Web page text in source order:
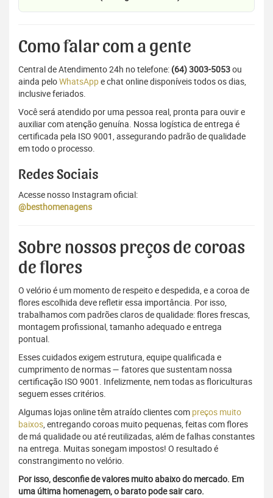
Como falar com a gente
Central de Atendimento 24h no telefone: (64) 3003-5053ou
ainda peloWhatsAppe chat online disponíveis todos os dias,
inclusive feriados.
Você será atendido por uma pessoa real, pronta para ouvir e
auxiliar com atenção genuína. Nossa logística de entrega é
certificada pela ISO 9001, assegurando padrão de qualidade
em todo o processo.
Redes Sociais
Acesse nosso Instagram oficial:
@besthomenagens
Sobre nossos preços de coroas
de flores
O velório é um momento de respeito e despedida, e a coroa de
flores escolhida deve refletir essa importância. Por isso,
trabalhamos com padrões claros de qualidade: flores frescas,
montagem profissional, tamanho adequado e entrega
pontual.
Esses cuidados exigem estrutura, equipe qualificada e
cumprimento de normas — fatores que sustentam nossa
certificação ISO 9001. Infelizmente, nem todas as floriculturas
seguem esses critérios.
Algumas lojas online têm atraído clientes com preços muito
baixos, entregando coroas muito pequenas, feitas com flores
de má qualidade ou até reutilizadas, além de falhas constantes
na entrega. Muitas sonegam impostos! O resultado é
constrangimento no velório.
Por isso, desconfie de valores muito abaixo do mercado. Em
uma última homenagem, o barato pode sair caro.